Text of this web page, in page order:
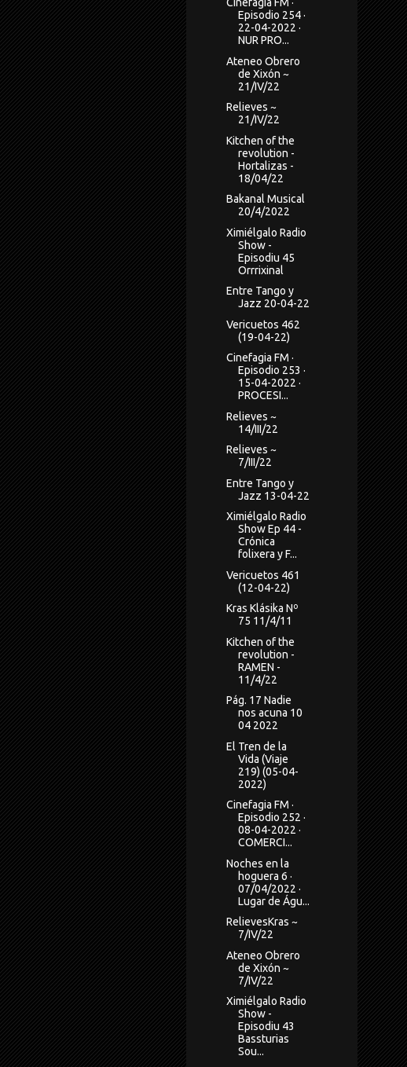
Cinefagia FM ·
Episodio 254 ·
22-04-2022 ·
NUR PRO...
Ateneo Obrero
de Xixón ~
21/IV/22
Relieves ~
21/IV/22
Kitchen of the
revolution -
Hortalizas -
18/04/22
Bakanal Musical
20/4/2022
Ximiélgalo Radio
Show -
Episodiu 45
Orrrixinal
Entre Tango y
Jazz 20-04-22
Vericuetos 462
(19-04-22)
Cinefagia FM ·
Episodio 253 ·
15-04-2022 ·
PROCESI...
Relieves ~
14/III/22
Relieves ~
7/III/22
Entre Tango y
Jazz 13-04-22
Ximiélgalo Radio
Show Ep 44 -
Crónica
folixera y F...
Vericuetos 461
(12-04-22)
Kras Klásika Nº
75 11/4/11
Kitchen of the
revolution -
RAMEN -
11/4/22
Pág. 17 Nadie
nos acuna 10
04 2022
El Tren de la
Vida (Viaje
219) (05-04-
2022)
Cinefagia FM ·
Episodio 252 ·
08-04-2022 ·
COMERCI...
Noches en la
hoguera 6 ·
07/04/2022 ·
Lugar de Águ...
RelievesKras ~
7/IV/22
Ateneo Obrero
de Xixón ~
7/IV/22
Ximiélgalo Radio
Show -
Episodiu 43
Bassturias
Sou...